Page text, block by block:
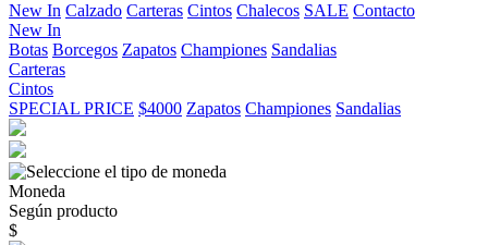
New In Calzado Carteras Cintos Chalecos SALE Contacto
New In
Botas Borcegos Zapatos Championes Sandalias
Carteras
Cintos
SPECIAL PRICE $4000 Zapatos Championes Sandalias
Moneda
Según producto
$